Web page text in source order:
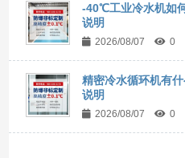
-40℃工业冷水机如
说明
2026/08/07 0
精密冷水循环机有
说明
2026/08/07 0